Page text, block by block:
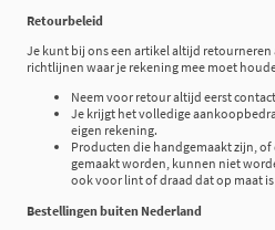
Retourbeleid
Je kunt bij ons een artikel altijd retourneren
richtlijnen waar je rekening mee moet
Neem voor retour altijd eerst
Je krijgt het volledige
eigen rekening.
Producten die handgemaakt zijn,
gemaakt worden, kunnen niet
ook voor lint of draad dat op maat
Bestellingen buiten Nederland